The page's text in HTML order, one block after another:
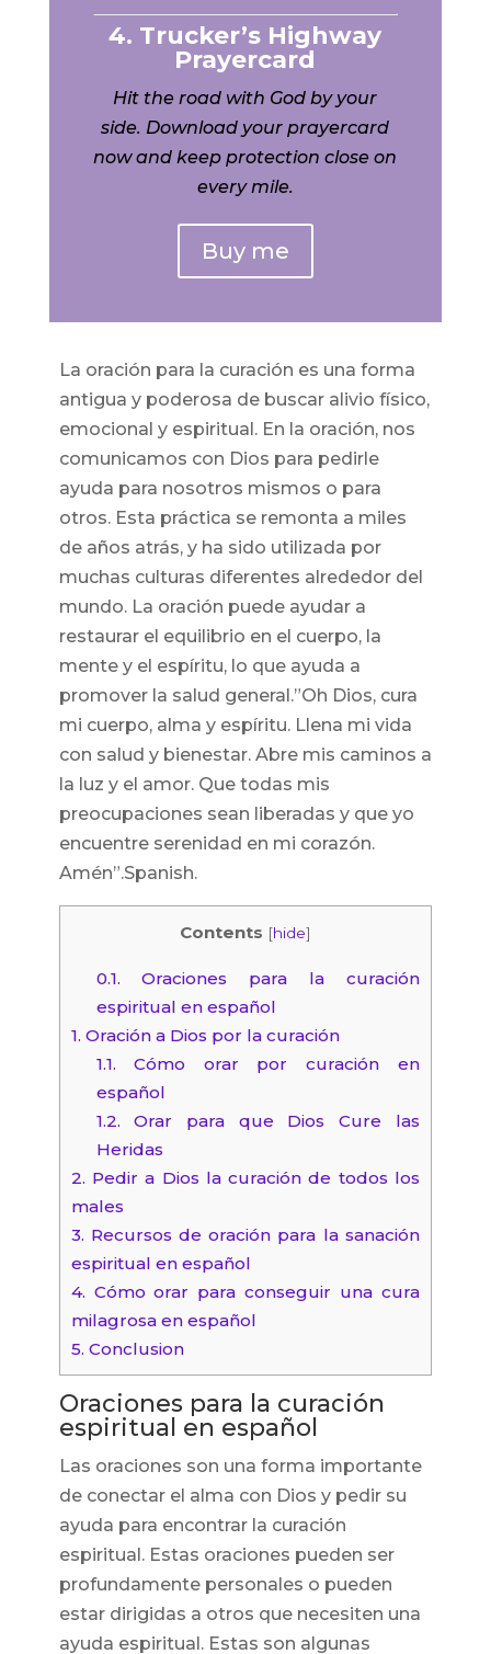
4. Trucker’s Highway
Prayercard
Hit the road with God by your
side. Download your prayercard
now and keep protection close on
every mile.
Buy me
La oración para la curación es una forma
antigua y poderosa de buscar alivio físico,
emocional y espiritual. En la oración, nos
comunicamos con Dios para pedirle
ayuda para nosotros mismos o para
otros. Esta práctica se remonta a miles
de años atrás, y ha sido utilizada por
muchas culturas diferentes alrededor del
mundo. La oración puede ayudar a
restaurar el equilibrio en el cuerpo, la
mente y el espíritu, lo que ayuda a
promover la salud general.”Oh Dios, cura
mi cuerpo, alma y espíritu. Llena mi vida
con salud y bienestar. Abre mis caminos a
la luz y el amor. Que todas mis
preocupaciones sean liberadas y que yo
encuentre serenidad en mi corazón.
Amén”.Spanish.
Contents [hide]
0.1. Oraciones para la curación
espiritual en español
1. Oración a Dios por la curación
1.1. Cómo orar por curación en
español
1.2. Orar para que Dios Cure las
Heridas
2. Pedir a Dios la curación de todos los
males
3. Recursos de oración para la sanación
espiritual en español
4. Cómo orar para conseguir una cura
milagrosa en español
5. Conclusion
Oraciones para la curación
espiritual en español
Las oraciones son una forma importante
de conectar el alma con Dios y pedir su
ayuda para encontrar la curación
espiritual. Estas oraciones pueden ser
profundamente personales o pueden
estar dirigidas a otros que necesiten una
ayuda espiritual. Estas son algunas